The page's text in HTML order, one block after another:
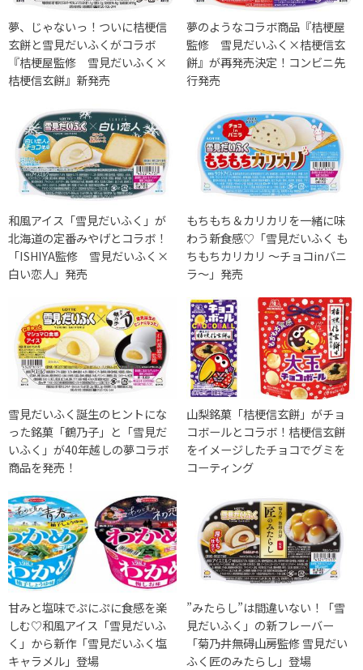
夢、じゃないっ！ついに桔梗信
玄餅と雪見だいふくがコラボ
『桔梗屋監修 雪見だいふく×
桔梗信玄餅』新発売
夢のようなコラボ商品『桔梗屋
監修 雪見だいふく×桔梗信玄
餅』が再発売決定！コンビニ先
行発売
和風アイス「雪見だいふく」が
北海道の定番みやげとコラボ！
「ISHIYA監修 雪見だいふく×
白い恋人」発売
もちもち＆カリカリを一緒に味
わう新食感♡「雪見だいふく も
ちもちカリカリ ～チョコinバニ
ラ～」発売
雪見だいふく誕生のヒントにな
った銘菓「鶴乃子」と「雪見だ
いふく」が40年越しの夢コラボ
商品を発売！
山梨銘菓「桔梗信玄餅」がチョ
コボールとコラボ！桔梗信玄餅
をイメージしたチョコでグミを
コーティング
甘みと塩味でぷにぷに食感を楽
しむ♡和風アイス「雪見だいふ
く」から新作「雪見だいふく塩
キャラメル」登場
”みたらし”は間違いない！「雪
見だいふく」の新フレーバー
「菊乃井無碍山房監修 雪見だい
ふく匠のみたらし」登場